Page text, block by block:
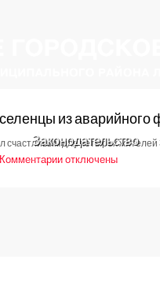
Законодательство
из
счастливым для четырех
Комментариикотключены